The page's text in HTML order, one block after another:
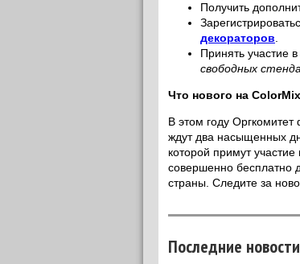
Получить
декораторов
Принять участие
свободных стенда
Что нового на
В этом году
ждут два насыщенных
которой примут
совершенно бесплатно
страны. Следите за
Последние